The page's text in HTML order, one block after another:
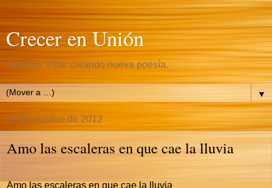
Crecer en Unión
Gonzalo Villar creando nueva poesía.
▼
17 de octubre de 2012
Amo las escaleras en que cae la lluvia
Amo las escaleras en que cae la lluvia